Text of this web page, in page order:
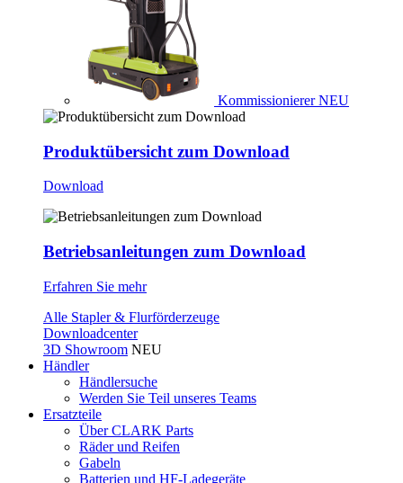
Kommissionierer NEU
Produktübersicht zum Download
Download
Betriebsanleitungen zum Download
Erfahren Sie mehr
Alle Stapler & Flurförderzeuge
Downloadcenter
3D Showroom NEU
Händler
Händlersuche
Werden Sie Teil unseres Teams
Ersatzteile
Über CLARK Parts
Räder und Reifen
Gabeln
Batterien und HF-Ladegeräte